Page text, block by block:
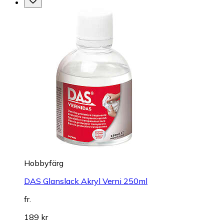
Hobbyfärg
DAS Glanslack Akryl Verni 250ml
fr.
189 kr